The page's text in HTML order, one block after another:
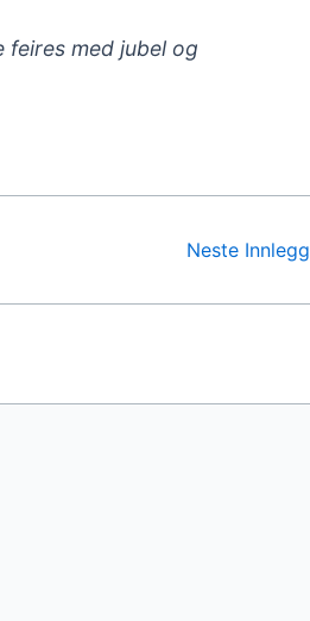
feires med jubel og
Neste Innlegg